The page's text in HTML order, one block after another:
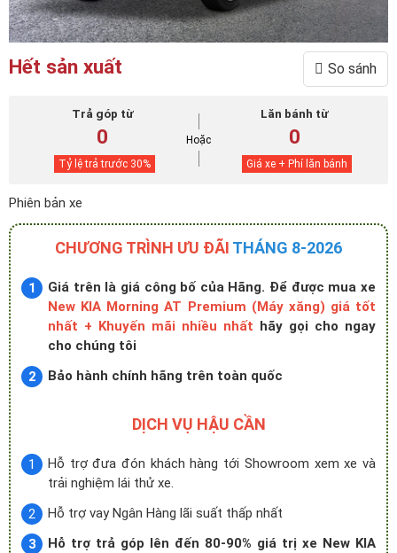
Hết sản xuất So sánh
Trả góp từ
0
Tỷ lệ trả trước 30%
Hoặc
Lăn bánh từ
0
Giá xe + Phí lăn bánh
Phiên bản xe
CHƯƠNG TRÌNH ƯU ĐÃI THÁNG 8-2026
Giá trên là giá công bố của Hãng. Để được mua xe
New KIA Morning AT Premium (Máy xăng) giá tốt
nhất + Khuyến mãi nhiều nhất hãy gọi cho ngay
cho chúng tôi
Bảo hành chính hãng trên toàn quốc
DỊCH VỤ HẬU CẦN
Hỗ trợ đưa đón khách hàng tới Showroom xem xe và
trải nghiệm lái thử xe.
Hỗ trợ vay Ngân Hàng lãi suất thấp nhất
Hỗ trợ trả góp lên đến 80-90% giá trị xe New KIA